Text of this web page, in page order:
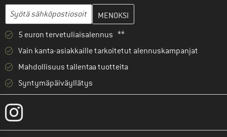
Sähköpostiosoite
Anna sähköpostiosoitteesi ja luo seuraavassa vaiheessa
5 euron tervetuliaisalennus **
Vain kanta-asiakkaille tarkoitetut alennuskampanjat
Mahdollisuus tallentaa tuotteita
Syntymäpäiväyllätys